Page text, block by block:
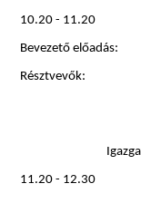
10.20 - 11.20
Bevezető előadás:
Résztvevők:
11.20 - 12.30